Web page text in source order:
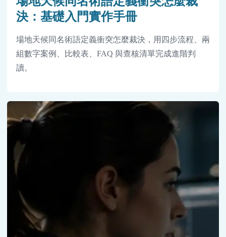
決：基礎入門實作手冊
場地天候同名術語定義衝突怎麼裁決，用四步流程、兩
組數字案例、比較表、FAQ 與查核清單完成進階判
讀。